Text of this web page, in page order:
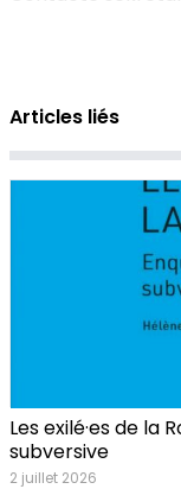
Articles liés
Les exilé·es de la
subversive
2 juillet 2026